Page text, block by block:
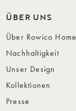
ÜBER UNS
Über Rowico Home
Nachhaltigkeit
Unser Design
Kollektionen
Presse